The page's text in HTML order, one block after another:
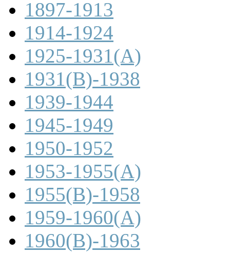
1897-1913
1914-1924
1925-1931(A)
1931(B)-1938
1939-1944
1945-1949
1950-1952
1953-1955(A)
1955(B)-1958
1959-1960(A)
1960(B)-1963